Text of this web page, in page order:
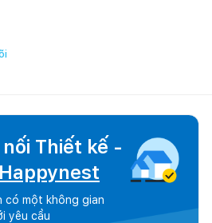
Thiết kế -
Happynest
có một không gian
yêu cầu